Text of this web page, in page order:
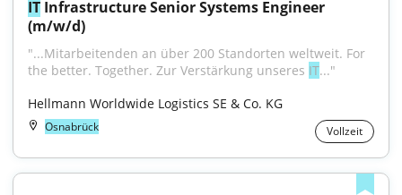
IT Infrastructure Senior Systems Engineer
(m/w/d)
"...Mitarbeitenden an über 200 Standorten weltweit. For
the better. Together. Zur Verstärkung unseres IT..."
Hellmann Worldwide Logistics SE & Co. KG
Osnabrück Vollzeit